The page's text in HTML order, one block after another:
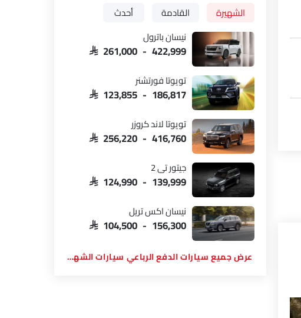
الشهيرة القادمة
أحدث
نيسان باترول
SAR 261,000 - 422,999
تويوتا فورتشنر
SAR 123,855 - 186,817
تويوتا لاند كروزر
SAR 256,220 - 416,760
جيتور تي 2
SAR 124,990 - 139,999
نيسان اكس تريل
SAR 104,500 - 156,300
سيارات الدفع الرباعي سيارات الشهيرة